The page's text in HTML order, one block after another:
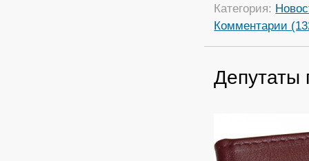
Категория:
Комментарии
Депутаты